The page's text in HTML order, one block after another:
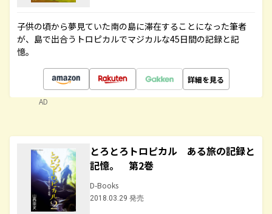
子供の頃から夢見ていた南の島に滞在することになった筆者
が、島で出合うトロピカルでマジカルな45日間の記録と記
憶。
詳細を見る
AD
とろとろトロピカル ある旅の記録と
記憶。 第2巻
D-Books
2018.03.29 発売